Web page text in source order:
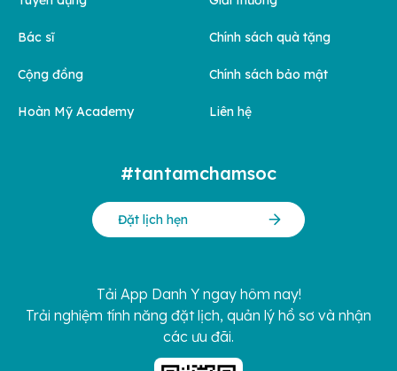
Bác sĩ
Cộng đồng
Hoàn Mỹ Academy
Chính sách quà tặng
Chính sách bảo mật
Liên hệ
#tantamchamsoc
Đặt lịch hẹn
Tải App Danh Y ngay hôm nay!
Trải nghiệm tính năng đặt lịch, quản lý hồ sơ và nhận
các ưu đãi.